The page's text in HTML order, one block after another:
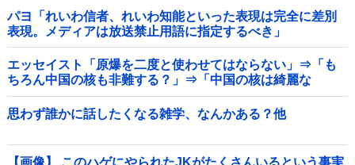
パヨ「れいわ信者、れいわ知能といった表現は完全に差別
表現。メディアは放送禁止用語に指定するべき」
エッセイスト「原爆を二度と使わせてはならない」⇒「も
ちろん中国の核も非難する？」⇒「中国の核は綺麗な
核！」
思わず誰かに話したくなる雑学、なんかある？他
【画像】 このハゲにやられたJKがたくさんいるという事実